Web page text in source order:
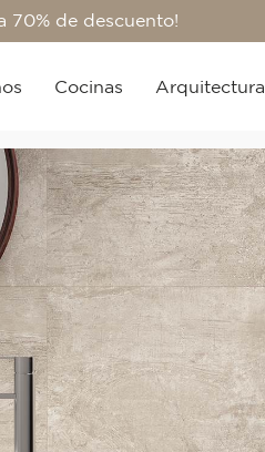
70% de descuento!
Cocinas Arquitectura